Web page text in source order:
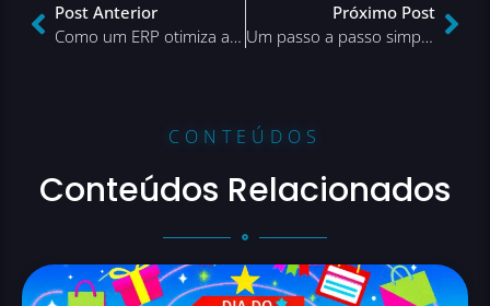
Post Anterior
Como um ERP otimiza a gestão do e-commerce
Próximo Post
Um passo a passo simples: como criar uma loja virtual
CONTEÚDOS
Conteúdos Relacionados